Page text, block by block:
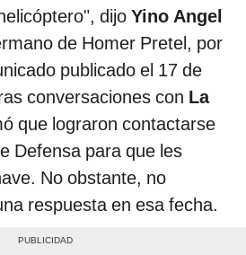
dijo Yino Angel
de Homer Pretel, por
publicado el 17 de
conversaciones con La
que lograron contactarse
Defensa para que les
No obstante, no
respuesta en esa fecha.